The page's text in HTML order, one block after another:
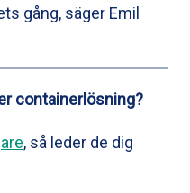
gång, säger Emil
containerlösning?
, så leder de dig